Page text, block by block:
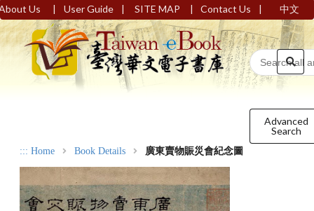
Us | User Guide | SITE MAP | Contact Us | 中文
Advanced
Search
::: Home Book Details 廣東賣物賑災會紀念圖